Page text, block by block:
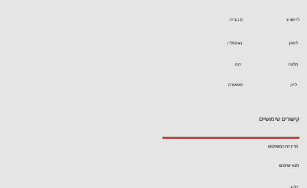
קישורים שימושיים
תנאי שימוש
מדיניות המשתמש
נאפפליו לוזאן
סגוביה
מלגה
לייפציג
מטאורה
וינה
ליון